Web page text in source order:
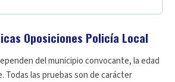
Oposiciones Policía Local
del municipio convocante, la edad
Todas las pruebas son de carácter